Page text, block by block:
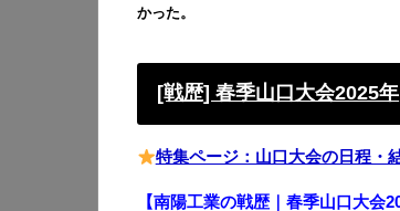
かった。
[戦歴] 春季山口大会2025年
特集ページ：山口大会の日程・
【南陽工業の戦歴｜春季山口大会